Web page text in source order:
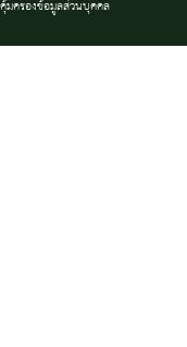
คุ้มครองข้อมูลส่วนบุคคล